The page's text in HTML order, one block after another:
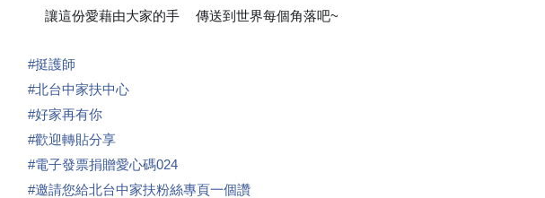
讓這份愛藉由大家的手
傳送到世界每個角落吧~
#挺護師
#北台中家扶中心
#好家再有你
#歡迎轉貼分享
#電子發票捐贈愛心碼024
#邀請您給北台中家扶粉絲專頁一個讚